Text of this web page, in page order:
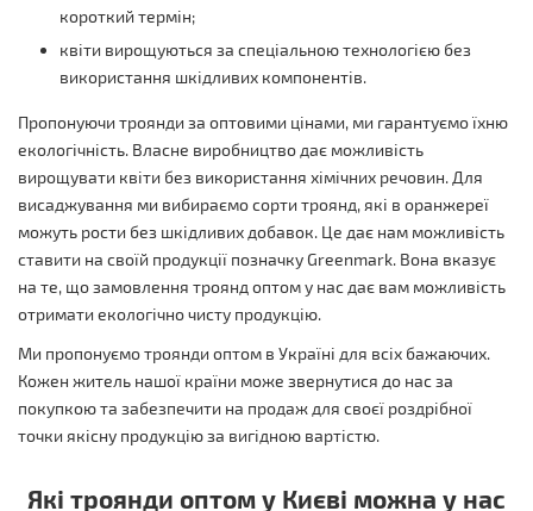
короткий термін;
квіти вирощуються за спеціальною технологією без
використання шкідливих компонентів.
Пропонуючи троянди за оптовими цінами, ми гарантуємо їхню
екологічність. Власне виробництво дає можливість
вирощувати квіти без використання хімічних речовин. Для
висаджування ми вибираємо сорти троянд, які в оранжереї
можуть рости без шкідливих добавок. Це дає нам можливість
ставити на своїй продукції позначку Greenmark. Вона вказує
на те, що замовлення троянд оптом у нас дає вам можливість
отримати екологічно чисту продукцію.
Ми пропонуємо троянди оптом в Україні для всіх бажаючих.
Кожен житель нашої країни може звернутися до нас за
покупкою та забезпечити на продаж для своєї роздрібної
точки якісну продукцію за вигідною вартістю.
Які троянди оптом у Києві можна у нас